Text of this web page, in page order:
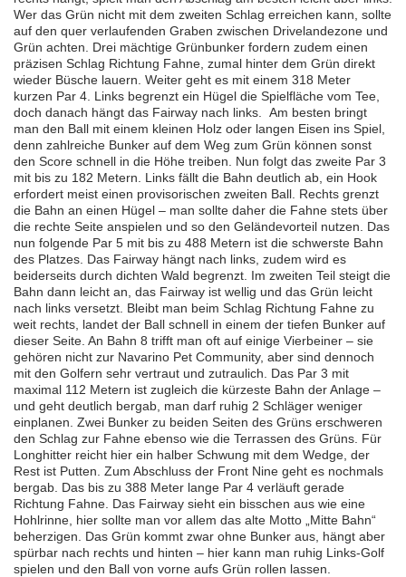
Wer das Grün nicht mit dem zweiten Schlag erreichen kann, sollte
auf den quer verlaufenden Graben zwischen Drivelandezone und
Grün achten. Drei mächtige Grünbunker fordern zudem einen
präzisen Schlag Richtung Fahne, zumal hinter dem Grün direkt
wieder Büsche lauern. Weiter geht es mit einem 318 Meter
kurzen Par 4. Links begrenzt ein Hügel die Spielfläche vom Tee,
doch danach hängt das Fairway nach links. Am besten bringt
man den Ball mit einem kleinen Holz oder langen Eisen ins Spiel,
denn zahlreiche Bunker auf dem Weg zum Grün können sonst
den Score schnell in die Höhe treiben. Nun folgt das zweite Par 3
mit bis zu 182 Metern. Links fällt die Bahn deutlich ab, ein Hook
erfordert meist einen provisorischen zweiten Ball. Rechts grenzt
die Bahn an einen Hügel – man sollte daher die Fahne stets über
die rechte Seite anspielen und so den Geländevorteil nutzen. Das
nun folgende Par 5 mit bis zu 488 Metern ist die schwerste Bahn
des Platzes. Das Fairway hängt nach links, zudem wird es
beiderseits durch dichten Wald begrenzt. Im zweiten Teil steigt die
Bahn dann leicht an, das Fairway ist wellig und das Grün leicht
nach links versetzt. Bleibt man beim Schlag Richtung Fahne zu
weit rechts, landet der Ball schnell in einem der tiefen Bunker auf
dieser Seite. An Bahn 8 trifft man oft auf einige Vierbeiner – sie
gehören nicht zur Navarino Pet Community, aber sind dennoch
mit den Golfern sehr vertraut und zutraulich. Das Par 3 mit
maximal 112 Metern ist zugleich die kürzeste Bahn der Anlage –
und geht deutlich bergab, man darf ruhig 2 Schläger weniger
einplanen. Zwei Bunker zu beiden Seiten des Grüns erschweren
den Schlag zur Fahne ebenso wie die Terrassen des Grüns. Für
Longhitter reicht hier ein halber Schwung mit dem Wedge, der
Rest ist Putten. Zum Abschluss der Front Nine geht es nochmals
bergab. Das bis zu 388 Meter lange Par 4 verläuft gerade
Richtung Fahne. Das Fairway sieht ein bisschen aus wie eine
Hohlrinne, hier sollte man vor allem das alte Motto „Mitte Bahn“
beherzigen. Das Grün kommt zwar ohne Bunker aus, hängt aber
spürbar nach rechts und hinten – hier kann man ruhig Links-Golf
spielen und den Ball von vorne aufs Grün rollen lassen.